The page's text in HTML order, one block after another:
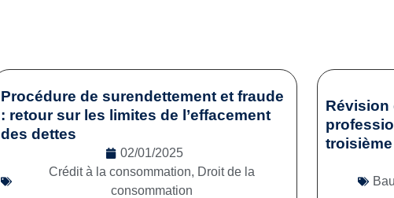
Procédure de surendettement et fraude
: retour sur les limites de l’effacement
des dettes
02/01/2025
Crédit à la consommation, Droit de la
consommation
Révision